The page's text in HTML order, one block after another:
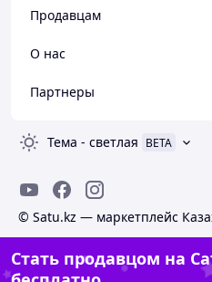
Продавцам
О нас
Партнеры
Тема - светлая BETA
© Satu.kz — маркетплейс
Стать продавцом на